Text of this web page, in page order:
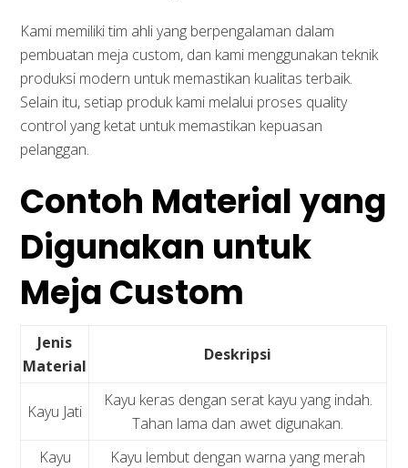
Kami memiliki tim ahli yang berpengalaman dalam
pembuatan meja custom, dan kami menggunakan teknik
produksi modern untuk memastikan kualitas terbaik.
Selain itu, setiap produk kami melalui proses quality
control yang ketat untuk memastikan kepuasan
pelanggan.
Contoh Material yang
Digunakan untuk
Meja Custom
Jenis
Material
Deskripsi
Kayu Jati
Kayu keras dengan serat kayu yang indah.
Tahan lama dan awet digunakan.
Kayu
Kayu lembut dengan warna yang merah